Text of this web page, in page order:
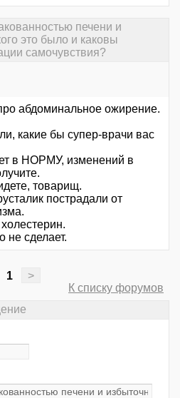
печени и
это было и каковы
самочувствия?
абдоминальное ожирение.
какие бы супер-врачи вас
в НОРМУ, изменений в
товарищ.
пострадали от
не сделает.
1
>
К списку форумов